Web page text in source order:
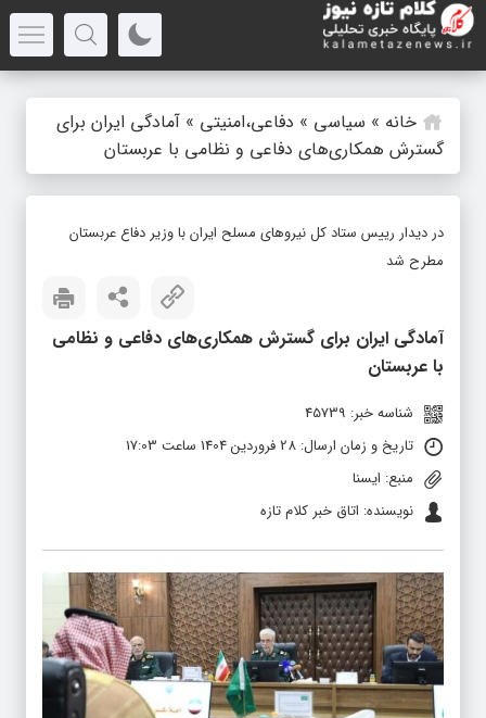
خانه » سیاسی » دفاعی،امنیتی » آمادگی ایران برای
گسترش همکاری‌های دفاعی و نظامی با عربستان
در دیدار رییس ستاد کل نیروهای مسلح ایران با وزیر دفاع عربستان
مطرح شد
آمادگی ایران برای گسترش همکاری‌های دفاعی و نظامی
با عربستان
شناسه خبر: 45739
تاریخ و زمان ارسال: 28 فروردین 1404 ساعت 17:03
منبع: ایسنا
نویسنده: اتاق خبر کلام تازه